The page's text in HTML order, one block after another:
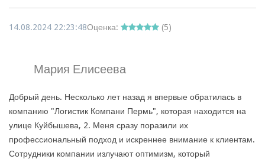
14.08.2024 22:23:48Оценка: (5)
Мария Елисеева
Добрый день. Несколько лет назад я впервые обратилась в
компанию "Логистик Компани Пермь", которая находится на
улице Куйбышева, 2. Меня сразу поразили их
профессиональный подход и искреннее внимание к клиентам.
Сотрудники компании излучают оптимизм, который